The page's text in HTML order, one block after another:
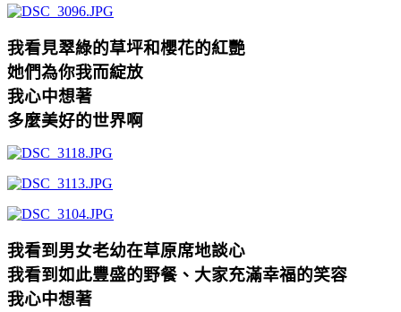
我看見翠綠的草坪和櫻花的紅艷
她們為你我而綻放
我心中想著
多麼美好的世界啊
我看到男女老幼在草原席地談心
我看到如此豐盛的野餐、大家充滿幸福的笑容
我心中想著